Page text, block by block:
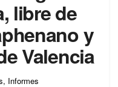
libre de
y
Valencia
, Informes